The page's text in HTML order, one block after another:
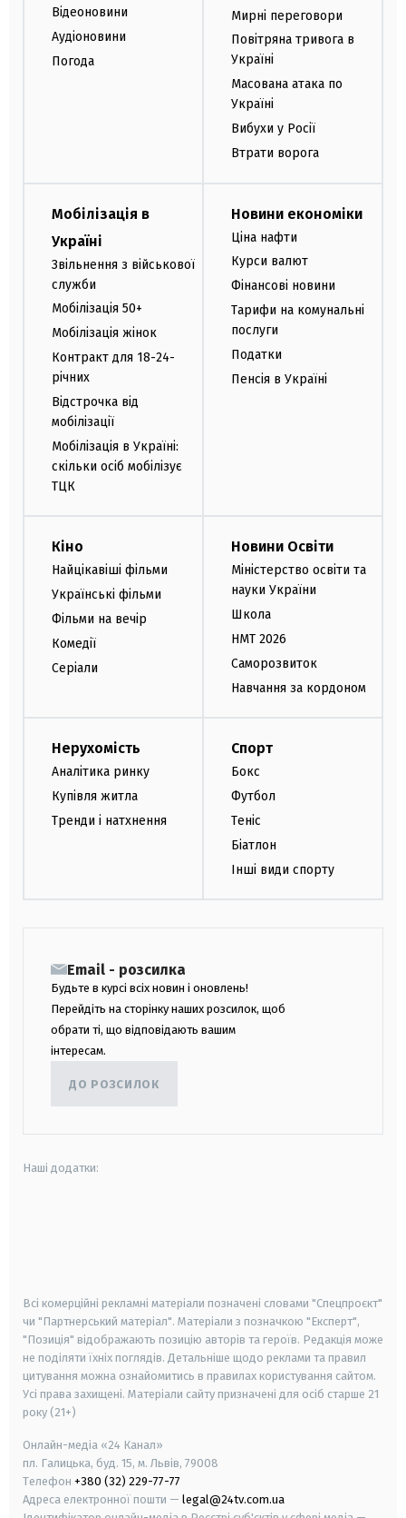
Відеоновини
Аудіоновини
Погода
Мирні переговори
Повітряна тривога в
Україні
Масована атака по
Україні
Вибухи у Росії
Втрати ворога
Мобілізація в
Україні
Звільнення з військової
служби
Мобілізація 50+
Мобілізація жінок
Контракт для 18-24-
річних
Відстрочка від
мобілізації
Мобілізація в Україні:
скільки осіб мобілізує
ТЦК
Новини економіки
Ціна нафти
Курси валют
Фінансові новини
Тарифи на комунальні
послуги
Податки
Пенсія в Україні
Кіно
Найцікавіші фільми
Українські фільми
Фільми на вечір
Комедії
Серіали
Новини Освіти
Міністерство освіти та
науки України
Школа
НМТ 2026
Саморозвиток
Навчання за кордоном
Нерухомість
Аналітика ринку
Купівля житла
Тренди і натхнення
Спорт
Бокс
Футбол
Теніс
Біатлон
Інші види спорту
Email - розсилка
Будьте в курсі всіх новин і оновлень!
Перейдіть на сторінку наших розсилок, щоб
обрати ті, що відповідають вашим
інтересам.
ДО РОЗСИЛОК
Наші додатки:
Всі комерційні рекламні матеріали позначені словами "Спецпроєкт"
чи "Партнерський матеріал". Матеріали з позначкою "Експерт",
"Позиція" відображають позицію авторів та героїв. Редакція може
не поділяти їхніх поглядів. Детальніше щодо реклами та правил
цитування можна ознайомитись в правилах користування сайтом.
Усі права захищені. Матеріали сайту призначені для осіб старше 21
року (21+)
Онлайн-медіа «24 Канал»
пл. Галицька, буд. 15, м. Львів, 79008
Телефон +380 (32) 229-77-77
Адреса електронної пошти — legal@24tv.com.ua